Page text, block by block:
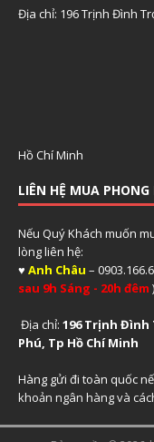
Địa chỉ: 196 Trịnh Đình
Hồ Chí Minh
LIÊN HỆ MUA
Nếu Quý Khách muốn
lòng liên hệ:
♥ Anh Châu –
sau 9h Sáng - 20h đêm )
Địa chỉ: 196 Trịnh Đình
Phú, Tp Hồ Chí Minh
Hàng gửi đi toàn quốc
khoản ngân hàng và